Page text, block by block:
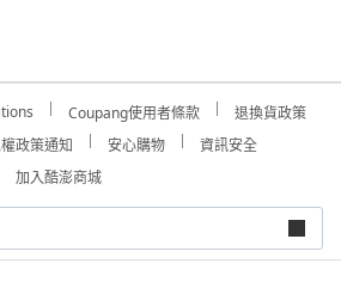
Coupang使用者條款
退換貨政策
政策通知 安心購物
資訊安全
加入酷澎商城